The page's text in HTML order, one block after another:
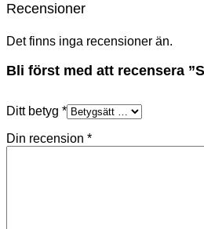
Recensioner
Det finns inga recensioner än.
Bli först med att recensera
Ditt betyg *
Din recension *